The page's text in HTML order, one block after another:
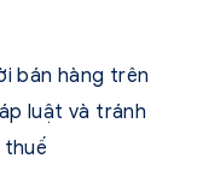
bán hàng trên
luật và tránh
thuế